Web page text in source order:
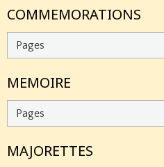
COMMEMORATIONS
MEMOIRE
MAJORETTES